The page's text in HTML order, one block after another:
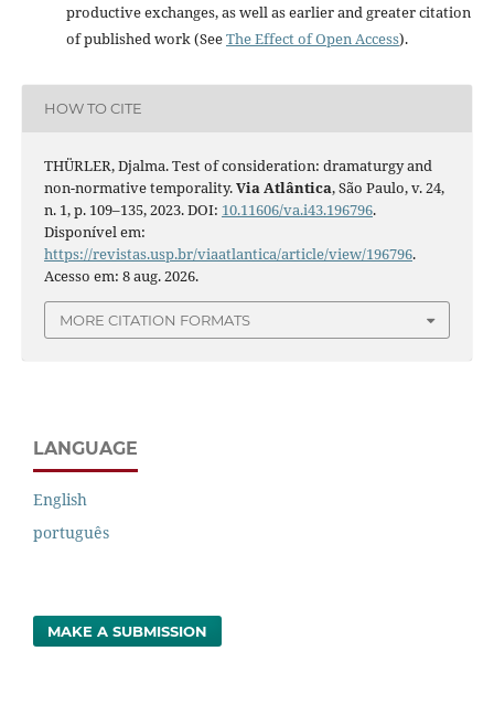
productive exchanges, as well as earlier and greater citation
of published work (SeeThe Effect of Open Access).
HOW TO CITE
THÜRLER, Djalma. Test of consideration: dramaturgy and
non-normative temporality.Via Atlântica, São Paulo, v. 24,
n. 1, p. 109–135, 2023. DOI: 10.11606/va.i43.196796.
Disponível em:
https://revistas.usp.br/viaatlantica/article/view/196796.
Acesso em: 8 aug. 2026.
MORE CITATION FORMATS
LANGUAGE
English
português
MAKE A SUBMISSION